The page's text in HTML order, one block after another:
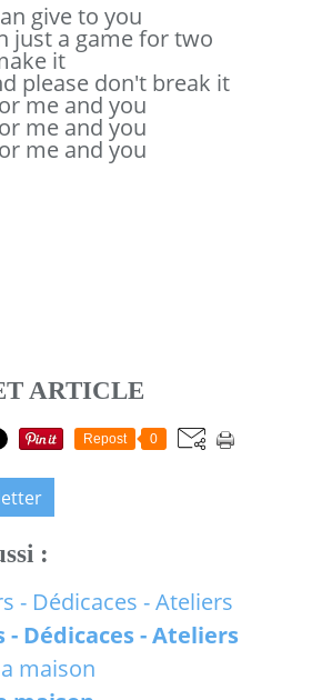
give to you
just a game for two
it
please don't break it
me and you
me and you
me and you
ARTICLE
Repost 0
:
- Dédicaces - Ateliers